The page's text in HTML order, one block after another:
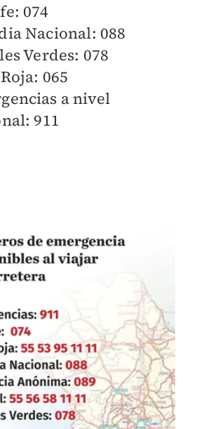
074
Nacional: 088
Verdes: 078
065
a nivel
911